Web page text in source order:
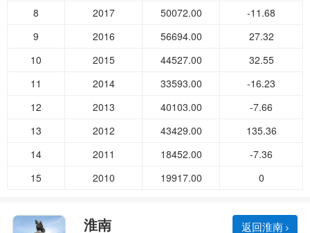
8
2017 50072.00
-11.68
9
2016 56694.00
27.32
10
2015 44527.00
32.55
11
2014 33593.00
-16.23
12
2013 40103.00
-7.66
13
2012 43429.00
135.36
14
2011 18452.00
-7.36
15
2010 19917.00 0
淮南 返回淮南